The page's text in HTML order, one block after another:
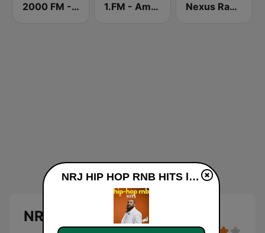
2000 FM - RNB and Hip Hop 1.FM - Amsterdam Trance Nexus Radio Dance
NRJ HIP HOP RNB HITS
NRJ HIP HOP RNB HITS live